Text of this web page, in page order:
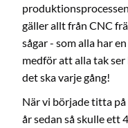
gäller allt från CNC
sågar - som alla har
medför att alla tak
det ska varje gång!
När vi började titta
år sedan så skulle ett